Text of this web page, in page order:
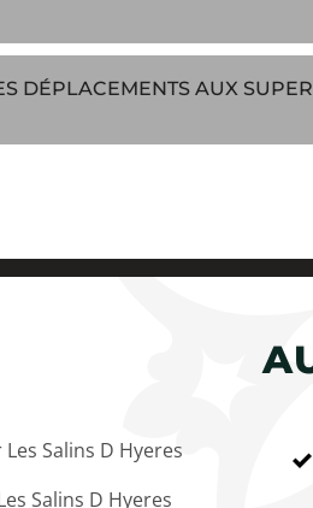
DÉPLACEMENTS AUX
Les Salins D Hyeres
Salins D Hyeres